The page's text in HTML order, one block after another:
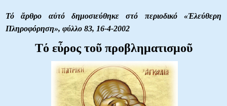
Τό ἄρθρο αὐτό δημοσιεύθηκε στό περιοδικό «Ἐλεύθερη
Πληροφόρηση», φύλλο 83, 16-4-2002
Τό εὖρος τοῦ προβληματισμοῦ